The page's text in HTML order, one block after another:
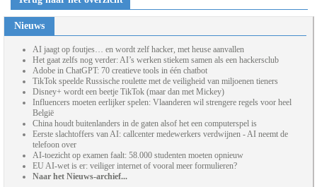
Nieuws
AI jaagt op foutjes… en wordt zelf hacker, met heuse aanvallen
Het gaat zelfs nog verder: AI’s werken stiekem samen als een hackersclub
Adobe in ChatGPT: 70 creatieve tools in één chatbot
TikTok speelde Russische roulette met de veiligheid van miljoenen tieners
Disney+ wordt een beetje TikTok (maar dan met Mickey)
Influencers moeten eerlijker spelen: Vlaanderen wil strengere regels voor heel
België
China houdt buitenlanders in de gaten alsof het een computerspel is
Eerste slachtoffers van AI: callcenter medewerkers verdwijnen - AI neemt de
telefoon over
AI-toezicht op examen faalt: 58.000 studenten moeten opnieuw
EU AI-wet is er: veiliger internet of vooral meer formulieren?
Naar het Nieuws-archief...